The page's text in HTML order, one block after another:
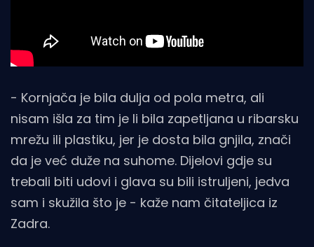
- Kornjača je bila dulja od pola metra, ali
nisam išla za tim je li bila zapetljana u ribarsku
mrežu ili plastiku, jer je dosta bila gnjila, znači
da je već duže na suhome. Dijelovi gdje su
trebali biti udovi i glava su bili istruljeni, jedva
sam i skužila što je - kaže nam čitateljica iz
Zadra.